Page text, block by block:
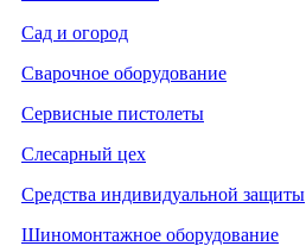
Сад и огород
Сварочное оборудование
Сервисные пистолеты
Слесарный цех
Средства индивидуальной защиты
Шиномонтажное оборудование